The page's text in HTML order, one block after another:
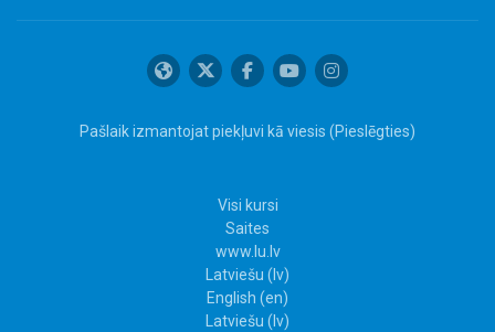
Pašlaik izmantojat piekļuvi kā viesis (Pieslēgties)
Visi kursi
Saites
www.lu.lv
Latviešu ‎(lv)‎
English ‎(en)‎
Latviešu ‎(lv)‎